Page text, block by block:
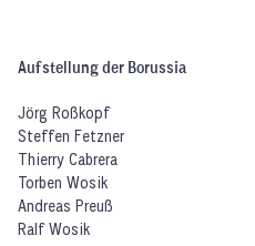
Aufstellung der Borussia
Jörg Roßkopf
Steffen Fetzner
Thierry Cabrera
Torben Wosik
Andreas Preuß
Ralf Wosik